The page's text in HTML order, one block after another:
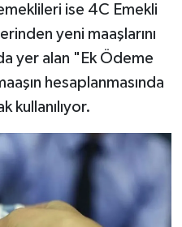
ise 4C Emekli
yeni maaşlarını
yer alan "Ek Ödeme
hesaplanmasında
kullanılıyor.